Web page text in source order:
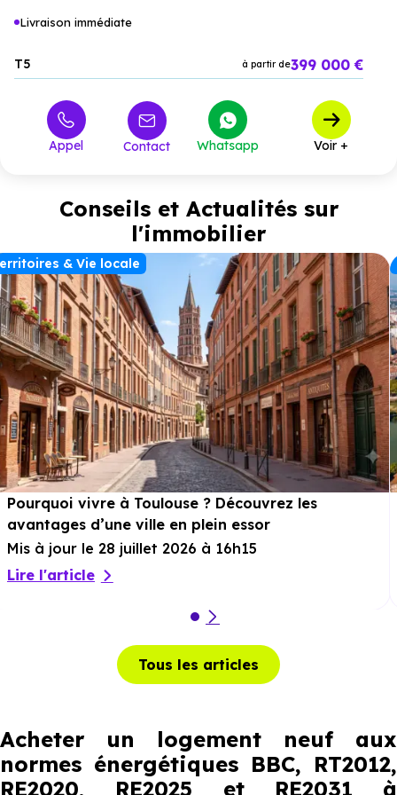
Livraison immédiate
T5 à partir de399 000 €
Appel Contact Whatsapp Voir +
Conseils et Actualités sur
l'immobilier
& Vie locale
Pourquoi vivre à Toulouse ? Découvrez les
avantages d’une ville en plein essor
Mis à jour le 28 juillet 2026 à 16h15
Lire l'article
Tous les articles
Acheter un logement neuf aux
normes énergétiques BBC, RT2012,
RE2020, RE2025 et RE2031 à